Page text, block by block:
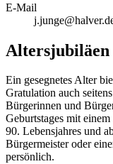
E-Mail
Altersjubiläen
Ein gesegnetes Alter
Gratulation auch
Bürgerinnen und
Geburtstages mit
90. Lebensjahres und
Bürgermeister oder
persönlich.